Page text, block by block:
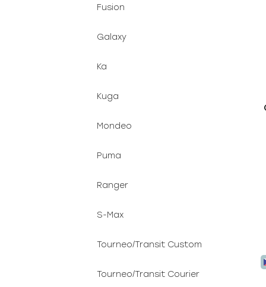
Fusion
Galaxy
Ka
Kuga
Mondeo
Puma
Ranger
S-Max
Tourneo/Transit Custom
Tourneo/Transit Courier